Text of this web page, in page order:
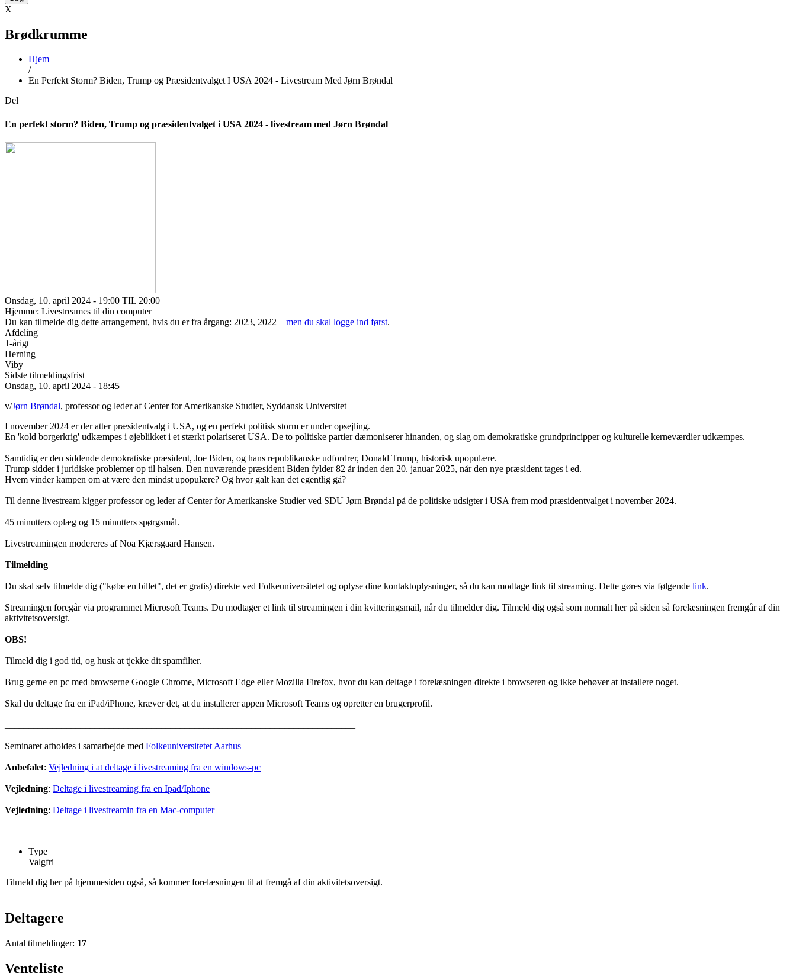
X
Brødkrumme
Hjem
/
En Perfekt Storm? Biden, Trump og Præsidentvalget I USA 2024 - Livestream Med Jørn Brøndal
Del
En perfekt storm? Biden, Trump og præsidentvalget i USA 2024 - livestream med Jørn Brøndal
Onsdag, 10. april 2024 - 19:00 TIL 20:00
Hjemme: Livestreames til din computer
Du kan tilmelde dig dette arrangement, hvis du er fra årgang: 2023, 2022 – men du skal logge ind først.
Afdeling
1-årigt
Herning
Viby
Sidste tilmeldingsfrist
Onsdag, 10. april 2024 - 18:45
v/Jørn Brøndal, professor og leder af Center for Amerikanske Studier, Syddansk Universitet
I november 2024 er der atter præsidentvalg i USA, og en perfekt politisk storm er under opsejling.
En 'kold borgerkrig' udkæmpes i øjeblikket i et stærkt polariseret USA. De to politiske partier dæmoniserer hinanden, og slag om demokratiske grundprincipper og kulturelle kerneværdier udkæmpes.
Samtidig er den siddende demokratiske præsident, Joe Biden, og hans republikanske udfordrer, Donald Trump, historisk upopulære.
Trump sidder i juridiske problemer op til halsen. Den nuværende præsident Biden fylder 82 år inden den 20. januar 2025, når den nye præsident tages i ed.
Hvem vinder kampen om at være den mindst upopulære? Og hvor galt kan det egentlig gå?
Til denne livestream kigger professor og leder af Center for Amerikanske Studier ved SDU Jørn Brøndal på de politiske udsigter i USA frem mod præsidentvalget i november 2024.
45 minutters oplæg og 15 minutters spørgsmål.
Livestreamingen modereres af Noa Kjærsgaard Hansen.
Tilmelding
Du skal selv tilmelde dig ("købe en billet", det er gratis) direkte ved Folkeuniversitetet og oplyse dine kontaktoplysninger, så du kan modtage link til streaming. Dette gøres via følgende link.
Streamingen foregår via programmet Microsoft Teams. Du modtager et link til streamingen i din kvitteringsmail, når du tilmelder dig. Tilmeld dig også som normalt her på siden så forelæsningen fremgår af din
aktivitetsoversigt.
OBS!
Tilmeld dig i god tid, og husk at tjekke dit spamfilter.
Brug gerne en pc med browserne Google Chrome, Microsoft Edge eller Mozilla Firefox, hvor du kan deltage i forelæsningen direkte i browseren og ikke behøver at installere noget.
Skal du deltage fra en iPad/iPhone, kræver det, at du installerer appen Microsoft Teams og opretter en brugerprofil.
Seminaret afholdes i samarbejde med Folkeuniversitetet Aarhus
Anbefalet: Vejledning i at deltage i livestreaming fra en windows-pc
Vejledning: Deltage i livestreaming fra en Ipad/Iphone
Vejledning: Deltage i livestreamin fra en Mac-computer
Type
Valgfri
Tilmeld dig her på hjemmesiden også, så kommer forelæsningen til at fremgå af din aktivitetsoversigt.
Deltagere
Antal tilmeldinger: 17
Venteliste